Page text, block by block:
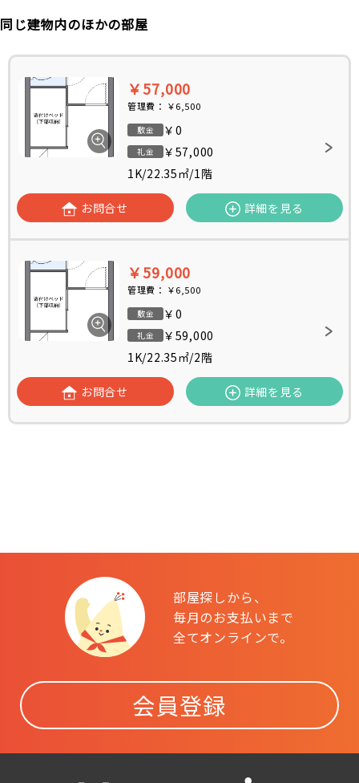
同じ建物内のほかの部屋
￥57,000
管理費： ￥6,500
敷金 ￥0
礼金
￥57,000
1K/22.35㎡/1階
お問合せ 詳細を見る
￥59,000
管理費： ￥6,500
敷金 ￥0
礼金
￥59,000
1K/22.35㎡/2階
お問合せ 詳細を見る
部屋探しから、
毎月のお支払いまで
全てオンラインで。
会員登録